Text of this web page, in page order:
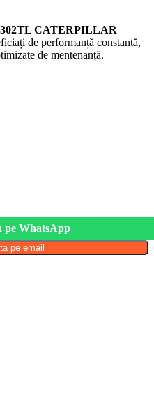
CATERPILLAR
de performanță constantă,
de mentenanță.
pe WhatsApp
pe email